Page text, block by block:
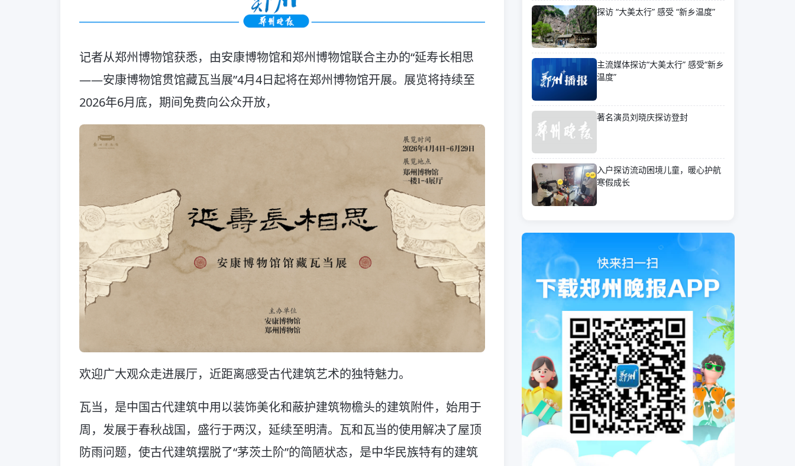
记者从郑州博物馆获悉，由安康博物馆和郑州博物馆联合主办的“延寿长相思
——安康博物馆贯馆藏瓦当展”4月4日起将在郑州博物馆开展。展览将持续至
2026年6月底，期间免费向公众开放，
欢迎广大观众走进展厅，近距离感受古代建筑艺术的独特魅力。
瓦当，是中国古代建筑中用以装饰美化和蔽护建筑物檐头的建筑附件，始用于
周，发展于春秋战国，盛行于两汉，延续至明清。瓦和瓦当的使用解决了屋顶
防雨问题，使古代建筑摆脱了“茅茨土阶”的简陋状态，是中华民族特有的建筑
探访 “大美太行” 感受 “新乡温度”
主流媒体探访“大美太行” 感受“新乡
温度”
著名演员刘晓庆探访登封
入户探访流动困境儿童，暖心护航
寒假成长